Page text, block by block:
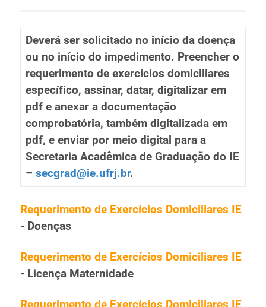
Deverá ser solicitado no início da doença
ou no início do impedimento. Preencher o
requerimento de exercícios domiciliares
específico, assinar, datar, digitalizar em
pdf e anexar a documentação
comprobatória, também digitalizada em
pdf, e enviar por meio digital para a
Secretaria Acadêmica de Graduação do IE
– secgrad@ie.ufrj.br.
Requerimento de Exercícios Domiciliares IE
- Doenças
Requerimento de Exercícios Domiciliares IE
- Licença Maternidade
Requerimento de Exercícios Domiciliares IE